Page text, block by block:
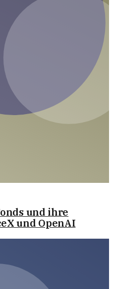
und ihre
und OpenAI